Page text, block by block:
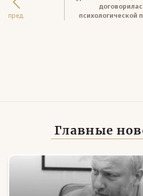
пред.
психологической
Главные